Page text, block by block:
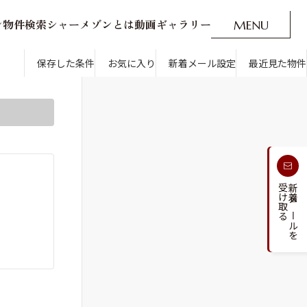
物件検索シ ャーメ ゾン とは動画ギャ ラ リ ー MENU
O
新着メール設定 最近見た物件 CLOSE
新着メールを
受け取る
保存した条件 お気に入り 新着メール設定 最近見た物件
。